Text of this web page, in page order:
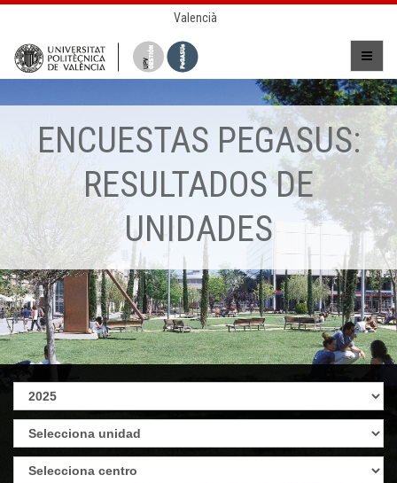
Valencià
ENCUESTAS PEGASUS:
RESULTADOS DE
UNIDADES